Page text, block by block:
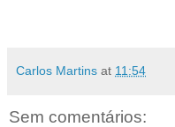
Carlos Martins at 11:54
Sem comentários: